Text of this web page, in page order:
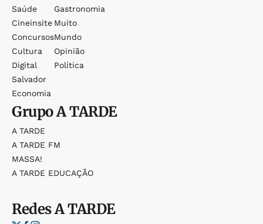
Saúde
Cineinsite
Concursos
Cultura
Digital
Salvador
Economia
Gastronomia
Muito
Mundo
Opinião
Política
GrupoA TARDE
A TARDE
A TARDE FM
MASSA!
A TARDE EDUCAÇÃO
RedesA TARDE